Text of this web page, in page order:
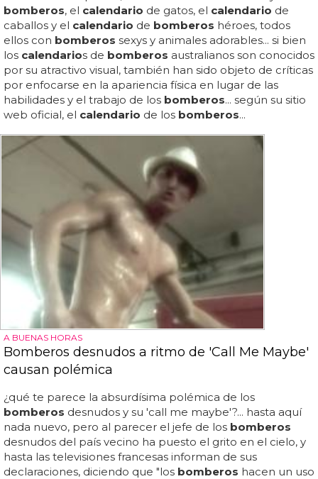
bomberos, el calendario de gatos, el calendario de
caballos y el calendario de bomberos héroes, todos
ellos con bomberos sexys y animales adorables... si bien
los calendarios de bomberos australianos son conocidos
por su atractivo visual, también han sido objeto de críticas
por enfocarse en la apariencia física en lugar de las
habilidades y el trabajo de los bomberos... según su sitio
web oficial, el calendario de los bomberos...
A BUENAS HORAS
Bomberos desnudos a ritmo de 'Call Me Maybe'
causan polémica
¿qué te parece la absurdísima polémica de los
bomberos desnudos y su 'call me maybe'?... hasta aquí
nada nuevo, pero al parecer el jefe de los bomberos
desnudos del país vecino ha puesto el grito en el cielo, y
hasta las televisiones francesas informan de sus
declaraciones, diciendo que "los bomberos hacen un uso